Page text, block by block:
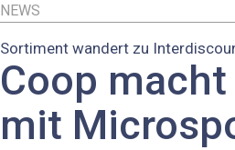
EU-
NEWS
Sortiment wandert zu
Coop
mit